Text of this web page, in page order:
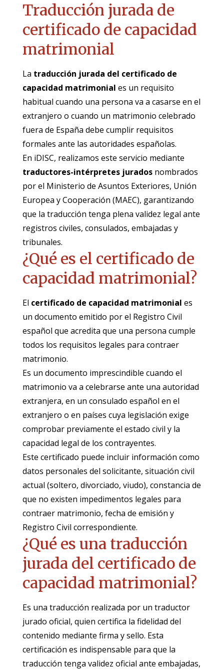
Traducción jurada de
certificado de capacidad
matrimonial
La traducción jurada del certificado de
capacidad matrimonial es un requisito
habitual cuando una persona va a casarse en el
extranjero o cuando un matrimonio celebrado
fuera de España debe cumplir requisitos
formales ante las autoridades españolas.
En iDISC, realizamos este servicio mediante
traductores-intérpretes jurados nombrados
por el Ministerio de Asuntos Exteriores, Unión
Europea y Cooperación (MAEC), garantizando
que la traducción tenga plena validez legal ante
registros civiles, consulados, embajadas y
tribunales.
¿Qué es el certificado de
capacidad matrimonial?
El certificado de capacidad matrimonial es
un documento emitido por el Registro Civil
español que acredita que una persona cumple
todos los requisitos legales para contraer
matrimonio.
Es un documento imprescindible cuando el
matrimonio va a celebrarse ante una autoridad
extranjera, en un consulado español en el
extranjero o en países cuya legislación exige
comprobar previamente el estado civil y la
capacidad legal de los contrayentes.
Este certificado puede incluir información como
datos personales del solicitante, situación civil
actual (soltero, divorciado, viudo), constancia de
que no existen impedimentos legales para
contraer matrimonio, fecha de emisión y
Registro Civil correspondiente.
¿Qué es una traducción
jurada del certificado de
capacidad matrimonial?
Es una traducción realizada por un traductor
jurado oficial, quien certifica la fidelidad del
contenido mediante firma y sello. Esta
certificación es indispensable para que la
traducción tenga validez oficial ante embajadas,